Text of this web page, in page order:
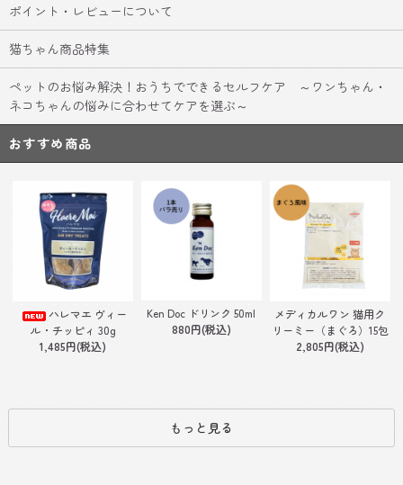
ポイント・レビューについて
猫ちゃん商品特集
ペットのお悩み解決！おうちでできるセルフケア ～ワンちゃん・
ネコちゃんの悩みに合わせてケアを選ぶ～
おすすめ商品
ハレマエ ヴィー
ル・チッピィ 30g
1,485円(税込)
Ken Doc ドリンク 50ml
880円(税込)
メディカルワン 猫用ク
リーミー（まぐろ）15包
2,805円(税込)
もっと見る